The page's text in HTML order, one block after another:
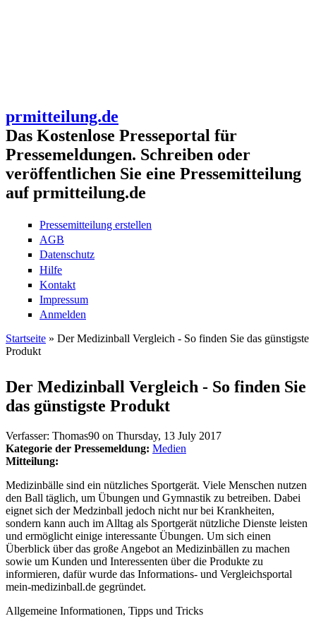
prmitteilung.de
Das Kostenlose Presseportal für
Pressemeldungen. Schreiben oder
veröffentlichen Sie eine Pressemitteilung
auf prmitteilung.de
Pressemitteilung erstellen
AGB
Datenschutz
Hilfe
Kontakt
Impressum
Anmelden
Sie sind hier
Startseite » Der Medizinball Vergleich - So finden Sie das günstigste
Produkt
Der Medizinball Vergleich - So finden Sie
das günstigste Produkt
Verfasser: Thomas90 on Thursday, 13 July 2017
Kategorie der Pressemeldung: Medien
Mitteilung:
Medizinbälle sind ein nützliches Sportgerät. Viele Menschen nutzen
den Ball täglich, um Übungen und Gymnastik zu betreiben. Dabei
eignet sich der Medzinball jedoch nicht nur bei Krankheiten,
sondern kann auch im Alltag als Sportgerät nützliche Dienste leisten
und ermöglicht einige interessante Übungen. Um sich einen
Überblick über das große Angebot an Medizinbällen zu machen
sowie um Kunden und Interessenten über die Produkte zu
informieren, dafür wurde das Informations- und Vergleichsportal
mein-medizinball.de gegründet.
Allgemeine Informationen, Tipps und Tricks